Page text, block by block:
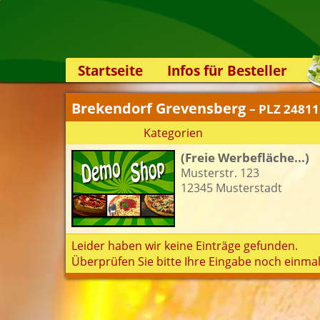
Startseite
Infos für Besteller
Lieferservice-App
Weiterempfehlen
Newsletter
Sicherheit
Kontakt
Brekendorf Grevensberg – PLZ 24811
Kategorien
(Freie Werbefläche...)
Musterstr. 123
12345 Musterstadt
Leider haben wir keine Einträge gefunden.
Überprüfen Sie bitte Ihre Eingabe noch